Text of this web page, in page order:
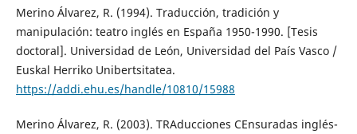
Merino Álvarez, R. (1994). Traducción, tradición y
manipulación: teatro inglés en España 1950-1990. [Tesis
doctoral]. Universidad de León, Universidad del País Vasco /
Euskal Herriko Unibertsitatea.
https://addi.ehu.es/handle/10810/15988
Merino Álvarez, R. (2003). TRAducciones CEnsuradas inglés-